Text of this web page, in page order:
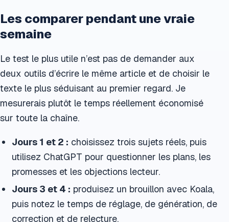
Les comparer pendant une vraie
semaine
Le test le plus utile n’est pas de demander aux
deux outils d’écrire le même article et de choisir le
texte le plus séduisant au premier regard. Je
mesurerais plutôt le temps réellement économisé
sur toute la chaîne.
Jours 1 et 2 : choisissez trois sujets réels, puis
utilisez ChatGPT pour questionner les plans, les
promesses et les objections lecteur.
Jours 3 et 4 : produisez un brouillon avec Koala,
puis notez le temps de réglage, de génération, de
correction et de relecture.